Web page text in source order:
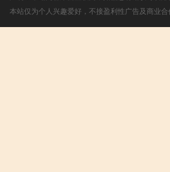
本站仅为个人兴趣爱好，不接盈利性广告及商业合